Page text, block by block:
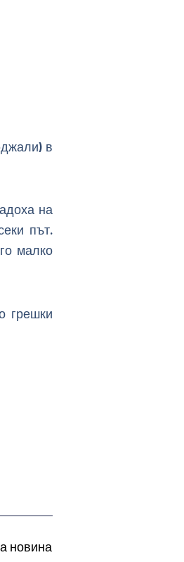
в
на
път.
малко
грешки
новина